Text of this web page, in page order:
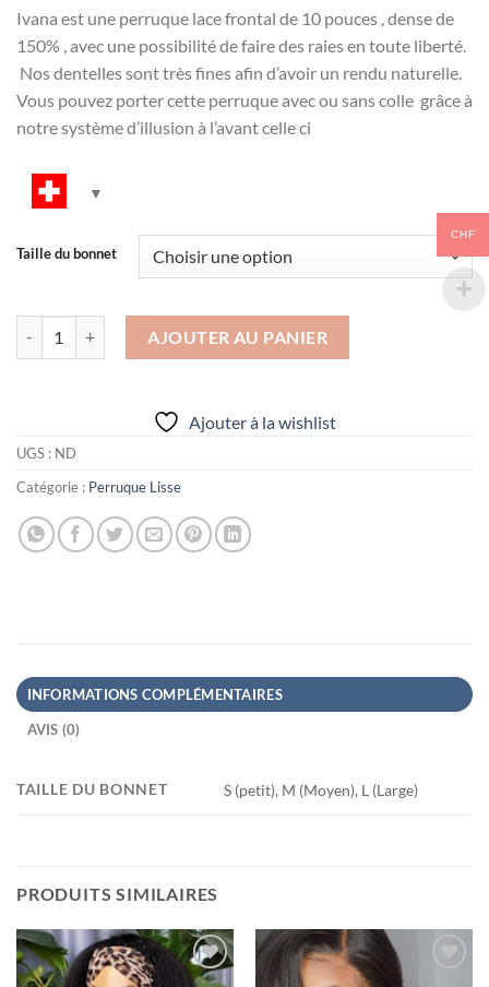
Ivana est une perruque lace frontal de 10 pouces , dense de
150% , avec une possibilité de faire des raies en toute liberté.
Nos dentelles sont très fines afin d’avoir un rendu naturelle.
Vous pouvez porter cette perruque avec ou sans colle grâce à
notre système d’illusion à l’avant celle ci
Taille du bonnet
AJOUTER AU PANIER
Ajouter à la wishlist
UGS : ND
Catégorie : Perruque Lisse
INFORMATIONS COMPLÉMENTAIRES
AVIS (0)
TAILLE DU BONNET S (petit), M (Moyen), L (Large)
PRODUITS SIMILAIRES
CHF